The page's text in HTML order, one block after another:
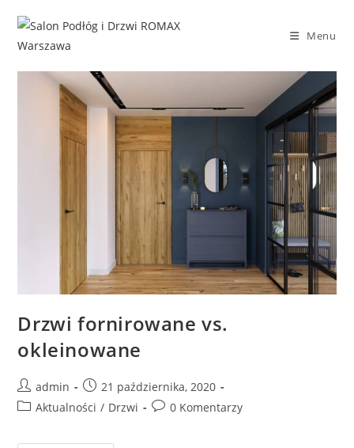
content
Menu
Drzwi fornirowane vs.
okleinowane
Post
author:
admin
Post
published:
21 października, 2020
PostAktualności / Drzwi
Post0 Komentarzy